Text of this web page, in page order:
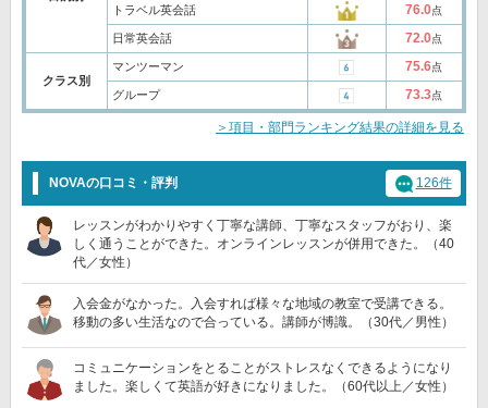
トラベル英会話
76.0点
日常英会話 72.0点
クラス別
マンツーマン 75.6点
グループ 73.3点
＞項目・部門ランキング結果の詳細を見る
NOVAの口コミ・評判 126件
レッスンがわかりやすく丁寧な講師、丁寧なスタッフがおり、楽
しく通うことができた。オンラインレッスンが併用できた。（40
代／女性）
入会金がなかった。入会すれば様々な地域の教室で受講できる。
移動の多い生活なので合っている。講師が博識。（30代／男性）
コミュニケーションをとることがストレスなくできるようになり
ました。楽しくて英語が好きになりました。（60代以上／女性）